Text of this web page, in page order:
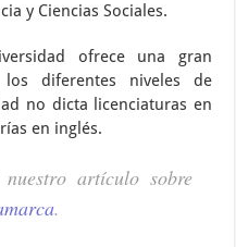
y Ciencias Sociales.
ofrece una gran
diferentes niveles de
no dicta licenciaturas en
en inglés.
artículo sobre
.